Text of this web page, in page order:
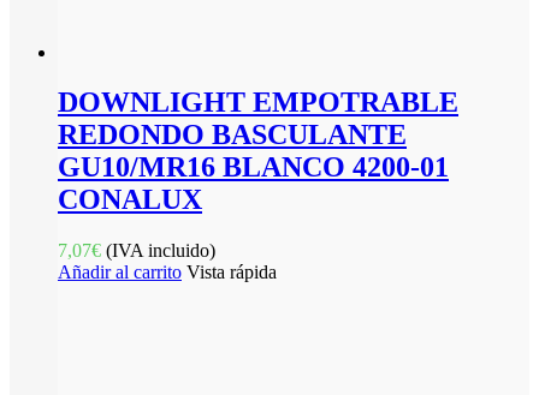
DOWNLIGHT EMPOTRABLE
REDONDO BASCULANTE
GU10/MR16 BLANCO 4200-01
CONALUX
7,07€ (IVA incluido)
Añadir al carrito Vista rápida